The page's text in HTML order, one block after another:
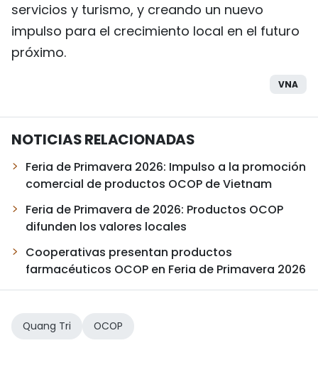
servicios y turismo, y creando un nuevo
impulso para el crecimiento local en el futuro
próximo.
VNA
NOTICIAS RELACIONADAS
Feria de Primavera 2026: Impulso a la promoción
comercial de productos OCOP de Vietnam
Feria de Primavera de 2026: Productos OCOP
difunden los valores locales
Cooperativas presentan productos
farmacéuticos OCOP en Feria de Primavera 2026
Quang Tri OCOP